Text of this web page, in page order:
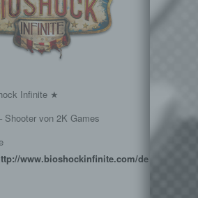
Infinite ★
Shooter von 2K Games
www.bioshockinfinite.com/de